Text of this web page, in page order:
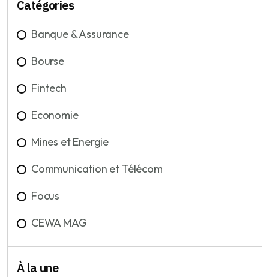
Catégories
Banque & Assurance
Bourse
Fintech
Economie
Mines et Energie
Communication et Télécom
Focus
CEWA MAG
À la une